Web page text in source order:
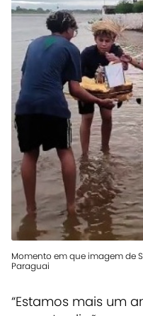
Momento em que imagem de
Paraguai
“Estamos mais um